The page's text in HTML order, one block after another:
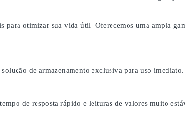
para otimizar sua vida útil. Oferecemos uma ampla
de armazenamento exclusiva para uso imediato.
de resposta rápido e leituras de valores muito